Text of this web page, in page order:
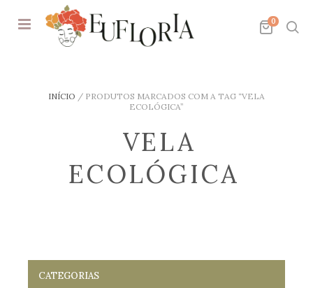
0
INÍCIO / PRODUTOS MARCADOS COM A TAG “VELA
ECOLÓGICA”
VELA
ECOLÓGICA
CATEGORIAS